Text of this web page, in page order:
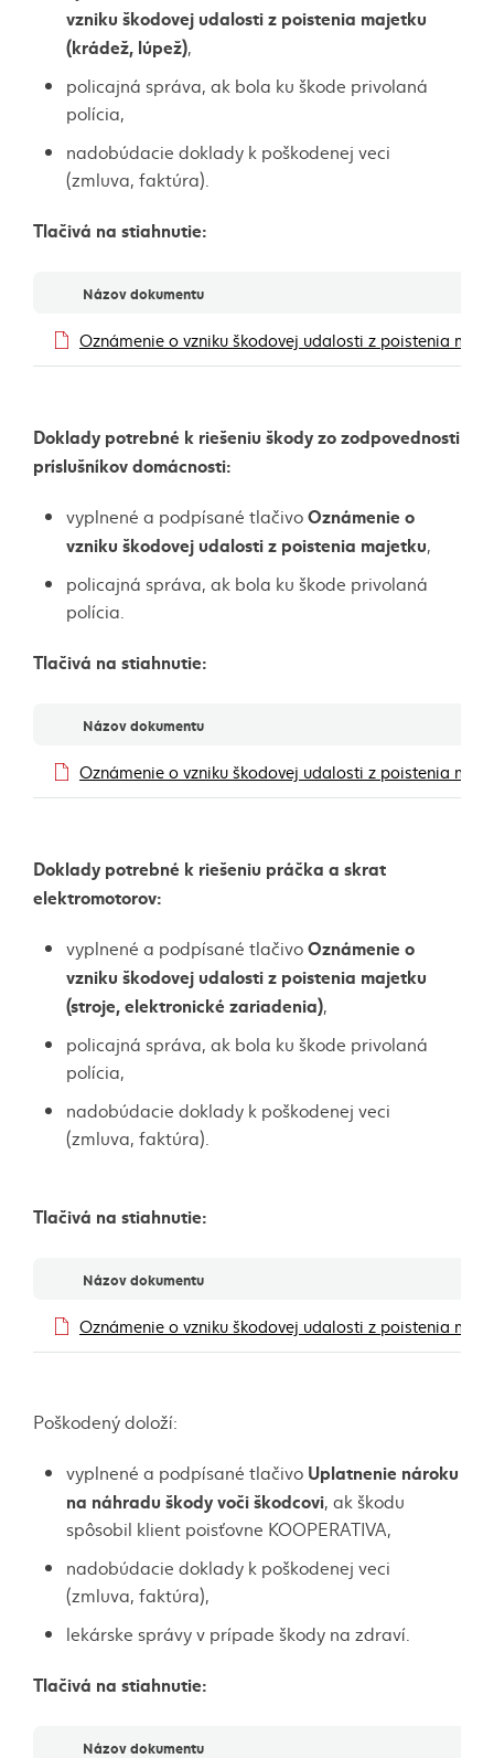
vzniku škodovej udalosti z poistenia majetku
(krádež, lúpež),
policajná správa, ak bola ku škode privolaná
polícia,
nadobúdacie doklady k poškodenej veci
(zmluva, faktúra).
Tlačivá na stiahnutie:
DokumentyNázov dokumentu
Oznámenie o vzniku škodovej udalosti z poistenia
Doklady potrebné k riešeniu škody zo zodpovednosti
príslušníkov domácnosti:
vyplnené a podpísané tlačivoOznámenie o
vzniku škodovej udalosti z poistenia majetku,
policajná správa, ak bola ku škode privolaná
polícia.
Tlačivá na stiahnutie:
DokumentyNázov dokumentu
Oznámenie o vzniku škodovej udalosti z poistenia
Doklady potrebné k riešeniu práčka a skrat
elektromotorov:
vyplnené a podpísané tlačivoOznámenie o
vzniku škodovej udalosti z poistenia majetku
(stroje, elektronické zariadenia),
policajná správa, ak bola ku škode privolaná
polícia,
nadobúdacie doklady k poškodenej veci
(zmluva, faktúra).
Tlačivá na stiahnutie:
DokumentyNázov dokumentu
Oznámenie o vzniku škodovej udalosti z poistenia
Poškodený doloží:
vyplnené a podpísané tlačivo Uplatnenie nároku
na náhradu škody voči škodcovi, ak škodu
spôsobil klient poisťovne KOOPERATIVA,
nadobúdacie doklady k poškodenej veci
(zmluva, faktúra),
lekárske správy v prípade škody na zdraví.
Tlačivá na stiahnutie:
DokumentyNázov dokumentu